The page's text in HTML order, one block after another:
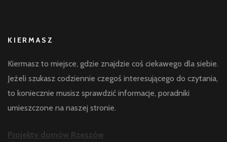
KIERMASZ
Kiermasz to miejsce, gdzie znajdzie coś ciekawego dla siebie.
Jeżeli szukasz codziennie czegoś interesującego do czytania,
to koniecznie musisz sprawdzić informacje, poradniki
umieszczone na naszej stronie.
Projekty domów Rzeszów